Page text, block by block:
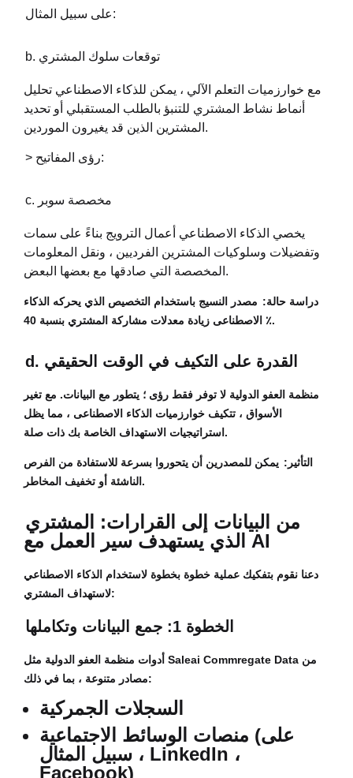
على سبيل المثال:
b. توقعات سلوك المشتري
مع خوارزميات التعلم الآلي ، يمكن للذكاء الاصطناعي تحليل
أنماط نشاط المشتري للتنبؤ بالطلب المستقبلي أو تحديد
المشترين الذين قد يغيرون الموردين.
> رؤى المفاتيح:
c. مخصصة سوبر
يخصي الذكاء الاصطناعي أعمال الترويج بناءً على سمات
وتفضيلات وسلوكيات المشترين الفرديين ، ونقل المعلومات
المخصصة التي صادقها مع بعضها البعض.
دراسة حالة: مصدر النسيج باستخدام التخصيص الذي يحركه الذكاء
الاصطناعى زيادة معدلات مشاركة المشتري بنسبة 40 ٪.
d. القدرة على التكيف في الوقت الحقيقي
منظمة العفو الدولية لا توفر فقط رؤى ؛ يتطور مع البيانات. مع تغير
الأسواق ، تتكيف خوارزميات الذكاء الاصطناعى ، مما يظل
استراتيجيات الاستهداف الخاصة بك ذات صلة.
التأثير: يمكن للمصدرين أن يتحوروا بسرعة للاستفادة من الفرص
الناشئة أو تخفيف المخاطر.
من البيانات إلى القرارات: المشتري
الذي يستهدف سير العمل مع AI
دعنا نقوم بتفكيك عملية خطوة بخطوة لاستخدام الذكاء الاصطناعي
لاستهداف المشتري:
الخطوة 1: جمع البيانات وتكاملها
أدوات منظمة العفو الدولية مثل Saleai Commregate Data من
مصادر متنوعة ، بما في ذلك:
السجلات الجمركية
منصات الوسائط الاجتماعية (على
سبيل المثال ، LinkedIn ،
Facebook)